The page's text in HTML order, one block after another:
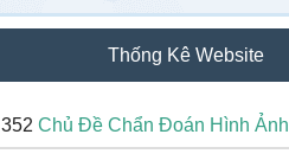
Thống Kê Website
352 Chủ Đề Chẩn Đoán Hình Ảnh